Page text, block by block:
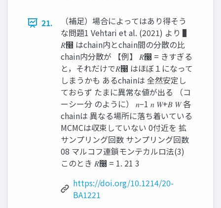
21.
（補足）場合によってはあり得そう
な問題1 Vehtari et al. (2021) より ▌
𝑅෠ はchain内とchain間の分散の比
chain内分散が 【例】 𝑅෠ = きすぎる
と，それだけで𝑅෠ はほぼ１になって
しまうかも あるchainは 全然安定し
ておらず たまに異常な値が出る （コ
ーシー分 のように） 𝑛−1 𝑛 𝑊+𝐵 𝑊 各
chainは 異なる場所に落ち着いている
MCMCは収束していない 0付近を 拡
サンプリング回数 サンプリング回数
08 マルコフ連鎖モンテカルロ法(3)
このとき 𝑅෠ = 1. 21 3
https://doi.org/10.1214/20-
BA1221